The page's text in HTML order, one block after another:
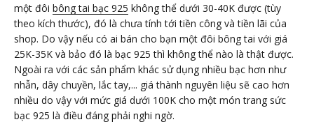
một đôi bông tai bạc 925 không thể dưới 30-40K được (tùy
theo kích thước), đó là chưa tính tới tiền công và tiền lãi của
shop. Do vậy nếu có ai bán cho bạn một đôi bông tai với giá
25K-35K và bảo đó là bạc 925 thì không thể nào là thật được.
Ngoài ra với các sản phẩm khác sử dụng nhiều bạc hơn như
nhẫn, dây chuyền, lắc tay,... giá thành nguyên liệu sẽ cao hơn
nhiều do vậy với mức giá dưới 100K cho một món trang sức
bạc 925 là điều đáng phải nghi ngờ.